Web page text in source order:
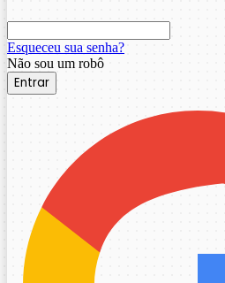
Esqueceu sua senha?
Não sou um robô
Entrar